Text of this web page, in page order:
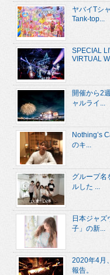
ヤバイTシ
Tank-top...
SPECIAL
VIRTUAL
開催から2
ャルライ...
Nothing’s
のキ...
グループ名
ルした ...
日本ジャズ
子」の新...
2020年4月
報告。